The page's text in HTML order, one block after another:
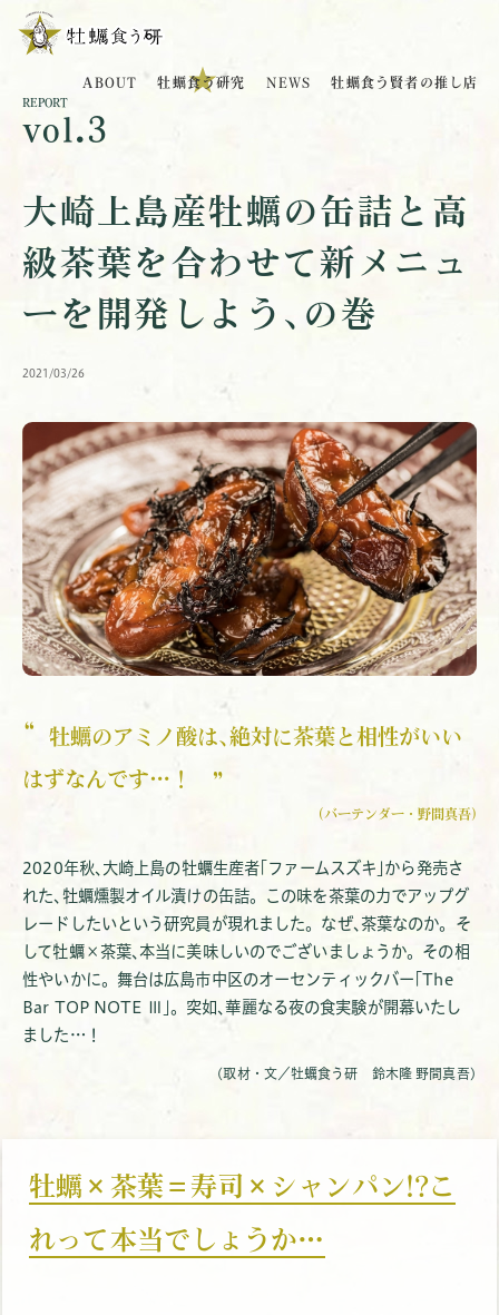
ABOUT 牡蠣食う研究 NEWS 牡蠣食う賢者の推し店
REPORT
vol.3
大崎上島産牡蠣の缶詰と高
級茶葉を合わせて新メニュ
ーを開発しよう､の巻
2021/03/26
“
牡蠣のアミノ酸は､絶対に茶葉と相性がいい
はずなんです…！
”
(バーテンダー・野間真吾)
2020年秋､大崎上島の牡蠣生産者｢ファームスズキ｣から発売さ
れた､牡蠣燻製オイル漬けの缶詰。この味を茶葉の力でアップグ
レードしたいという研究員が現れました。なぜ､茶葉なのか。そ
して牡蠣×茶葉､本当に美味しいのでございましょうか。その相
性やいかに。舞台は広島市中区のオーセンティックバー｢The
Bar TOP NOTE Ⅲ｣。突如､華麗なる夜の食実験が開幕いたし
ました…！
(取材・文／牡蠣食う研 鈴木隆 野間真吾)
牡蠣×茶葉＝寿司×シャンパン!?こ
れって本当でしょうか…